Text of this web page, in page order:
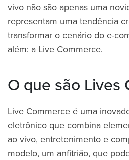
vivo não são apenas uma
representam uma tendência
transformar o cenário do e-
além: a Live Commerce.
O que são Lives
Live Commerce é uma
eletrônico que combina
ao vivo, entretenimento e
modelo, um anfitrião, que